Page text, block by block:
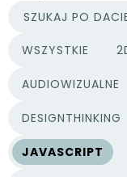
SZUKAJ PO
WSZYSTKIE
KATEGORIE
AUDIOWIZUALNE
DESIGNTHINKING
JAVASCRIPT